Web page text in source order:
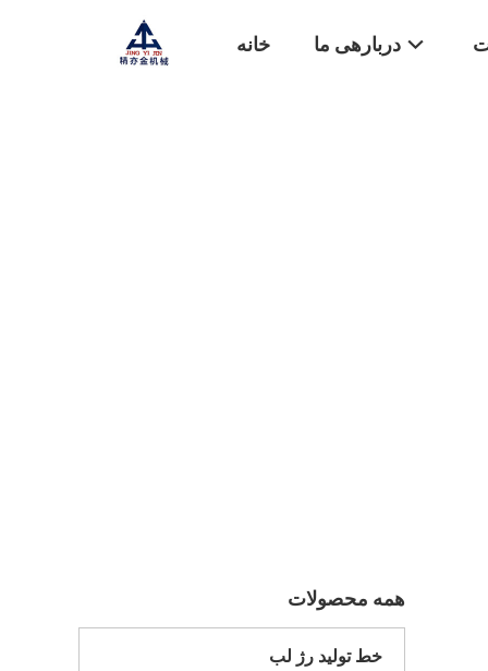
خانه دربارهی ما
همه محصولات
خط تولید رژ لب